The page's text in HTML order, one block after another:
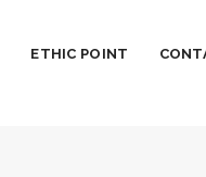
ETHIC POINT